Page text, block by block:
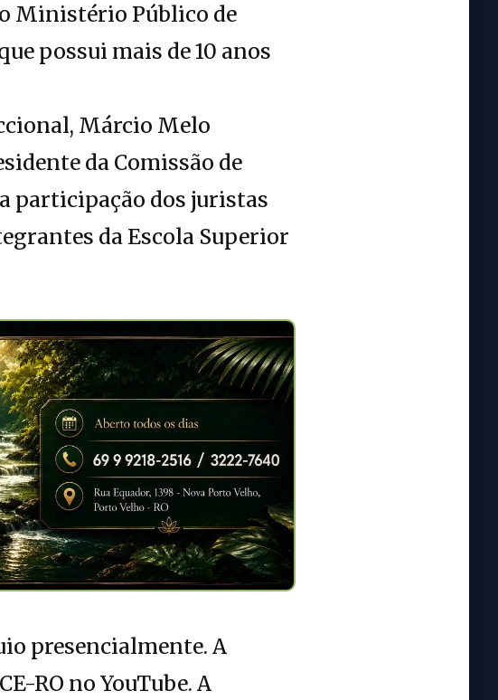
Ministério Público de
possui mais de 10 anos
Márcio Melo
da Comissão de
participação dos juristas
da Escola Superior
presencialmente. A
RO no YouTube. A